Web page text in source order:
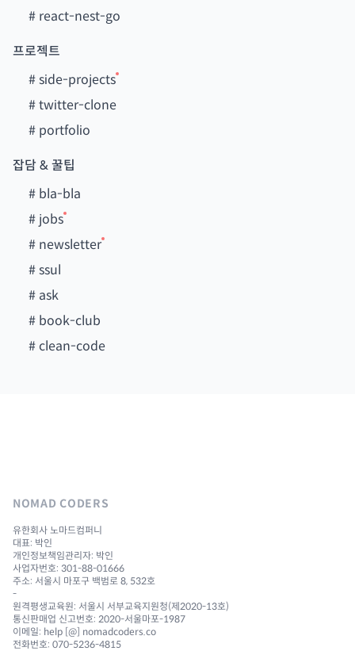
# react-nest-go
프로젝트
#side-projects
#twitter-clone
# portfolio
잡담 & 꿀팁
# bla-bla
# jobs
# newsletter
#ssul
# ask
# book-club
#clean-code
NOMAD CODERS
유한회사 노마드컴퍼니
대표: 박인
개인정보책임관리자: 박인
사업자번호: 301-88-01666
주소: 서울시 마포구 백범로 8, 532호
-
원격평생교육원: 서울시 서부교육지원청(제2020-13호)
통신판매업 신고번호: 2020-서울마포-1987
이메일: help [@] nomadcoders.co
전화번호: 070-5236-4815